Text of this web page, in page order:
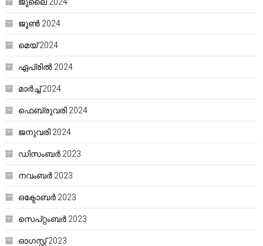
ജൂൺ 2024
മെയ്‌ 2024
ഏപ്രിൽ 2024
മാർച്ച്‌ 2024
ഫെബ്രുവരി 2024
ജനുവരി 2024
ഡിസംബർ 2023
നവംബർ 2023
ഒക്ടോബർ 2023
സെപ്റ്റംബർ 2023
ഓഗസ്റ്റ്‌ 2023